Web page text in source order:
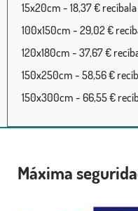
15x20cm - 18,37 €
100x150cm - 29,02 €
120x180cm - 37,67 €
150x250cm - 58,56 €
150x300cm - 66,55 €
Máxima